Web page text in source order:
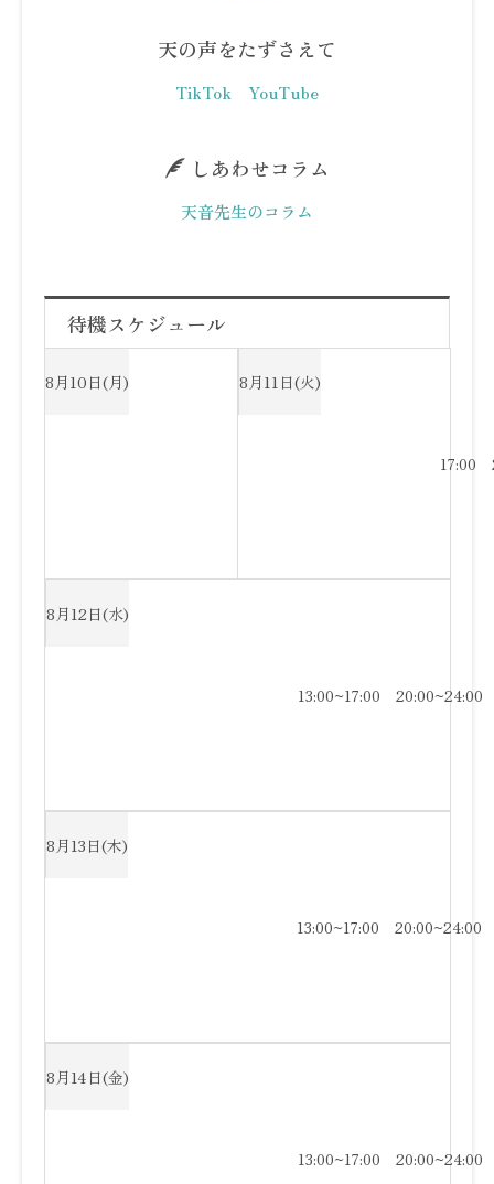
天の声をたずさえて
TikTok YouTube
しあわせコラム
天音先生のコラム
待機スケジュール
8月10日(月) 8月11日(火)
13:00~17:00
8月12日(水)
13:00~17:00 20:00~24:00
8月13日(木)
13:00~17:00 20:00~24:00
8月14日(金)
13:00~17:00 20:00~24:00